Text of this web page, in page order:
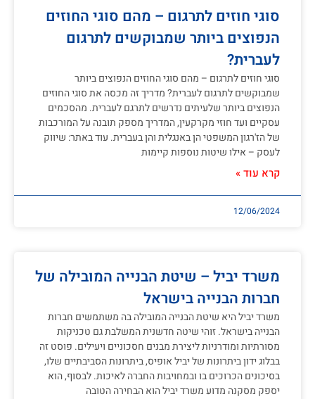
סוגי חוזים לתרגום – מהם סוגי החוזים
הנפוצים ביותר שמבוקשים לתרגום
לעברית?
סוגי חוזים לתרגום – מהם סוגי החוזים הנפוצים ביותר
שמבוקשים לתרגום לעברית? מדריך זה מכסה את סוגי החוזים
הנפוצים ביותר שלעיתים נדרשים לתרגם לעברית. מהסכמים
עסקיים ועד חוזי מקרקעין, המדריך מספק תובנה על המורכבות
של הז'רגון המשפטי הן באנגלית והן בעברית. עוד באתר: שיווק
לעסק – אילו שיטות נוספות קיימות
קרא עוד »
12/06/2024
משרד יביל – שיטת הבנייה המובילה של
חברות הבנייה בישראל
משרד יביל היא שיטת הבנייה המובילה בה משתמשים חברות
הבנייה בישראל. זוהי שיטה חדשנית המשלבת גם טכניקות
מסורתיות ומודרניות ליצירת מבנים חסכוניים ויעילים. פוסט זה
בבלוג ידון ביתרונות של יביל אופיס, ביתרונות הסביבתיים שלו,
בסיכונים הכרוכים בו ובמחויבות החברה לאיכות. לבסוף, הוא
יספק מסקנה מדוע משרד יביל הוא הבחירה הטובה